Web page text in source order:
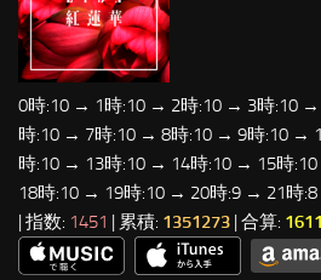
0時:10 → 1時:10 → 2時:10 → 3時:10
時:10 → 7時:10 → 8時:10 → 9時:10 →
時:10 → 13時:10 → 14時:10 → 15時
18時:10 → 19時:10 → 20時:9 → 21時
| 指数: 1451 | 累積: 1351273 | 合算: